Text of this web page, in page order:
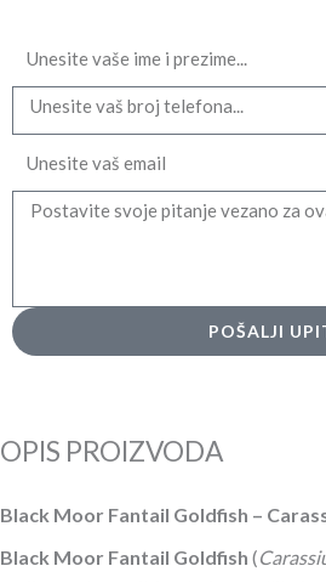
Ime
Message
POŠALJI
OPIS PROIZVODA
Black Moor Fantail Goldfish –
Black Moor Fantail Goldfish (